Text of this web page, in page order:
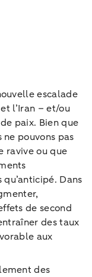
escalade
l’Iran – et/ou
paix. Bien que
ne pouvons pas
ravive ou que
Dans
de second
des taux
aux
des